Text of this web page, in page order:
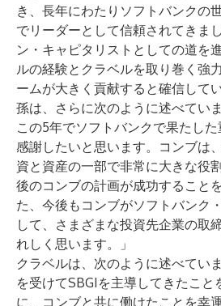
き、長年にわたりソフトバンクの
でリーダーとして信頼されてきま
ン・キャピタリストとしての道を
ルの経験とクラベルを取り巻く強
ームが大きく貢献すると確信して
孫は、さらに次のように述べてい
この5年でソフトバンクで果たし
感謝したいと思います。コンブは
資と資産の一部で非常に大きな役
後のコンブの計画が成功すること
た、今後もコンブがソフトバンク
して、さまざまな投資先企業の取
れしく思います。」
クラベルは、次のように述べてい
を受けてSBGIを主導してきたこと
に、コンブと共に働けたことを幸